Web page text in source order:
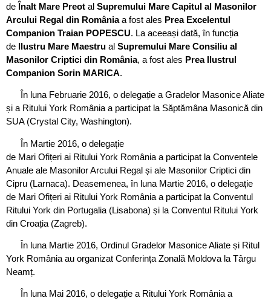
de Înalt Mare Preot al Supremului Mare Capitul al Masonilor
Arcului Regal din Româniaa fost ales Prea Excelentul
Companion Traian POPESCU. La aceeași dată, în funcția
de Ilustru Mare Maestru al Supremului Mare Consiliu al
Masonilor Criptici din România, a fost ales Prea Ilustrul
Companion Sorin MARICA.
În luna Februarie 2016, o delegație a Gradelor Masonice Aliate
și a Ritului York România a participat la Săptămâna Masonică din
SUA (Crystal City, Washington).
În Martie 2016, o delegație
de Mari Ofițeri ai Ritului York România a participat la Conventele
Anuale ale Masonilor Arcului Regal și ale Masonilor Criptici din
Cipru (Larnaca). Deasemenea, în luna Martie 2016, o delegație
de Mari Ofițeri ai Ritului York România a participat la Conventul
Ritului York din Portugalia (Lisabona) și la Conventul Ritului York
din Croația (Zagreb).
În luna Martie 2016, Ordinul Gradelor Masonice Aliate și Ritul
York România au organizat Conferința Zonală Moldova la Târgu
Neamț.
În luna Mai 2016, o delegație a Ritului York România a